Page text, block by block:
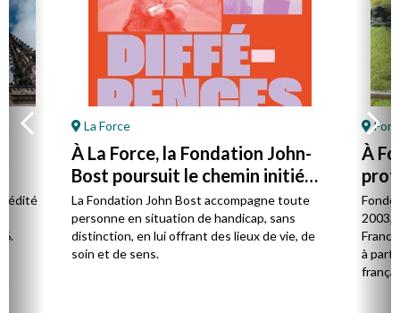
édité
La Force
À La Force, la Fondation John-
Bost poursuit le chemin initié
par son fondateur
La Fondation John Bost accompagne toute
personne en situation de handicap, sans
distinction, en lui offrant des lieux de vie, de
soin et de sens.
À
à la
Fondé
2003,
à